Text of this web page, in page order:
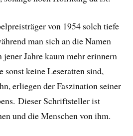
von 1954 solch tiefe
man sich an die Namen
Jahre kaum mehr erinnern
sonst keine Leseratten sind,
erliegen der Faszination seiner
Dieser Schriftsteller ist
und die Menschen von ihm.